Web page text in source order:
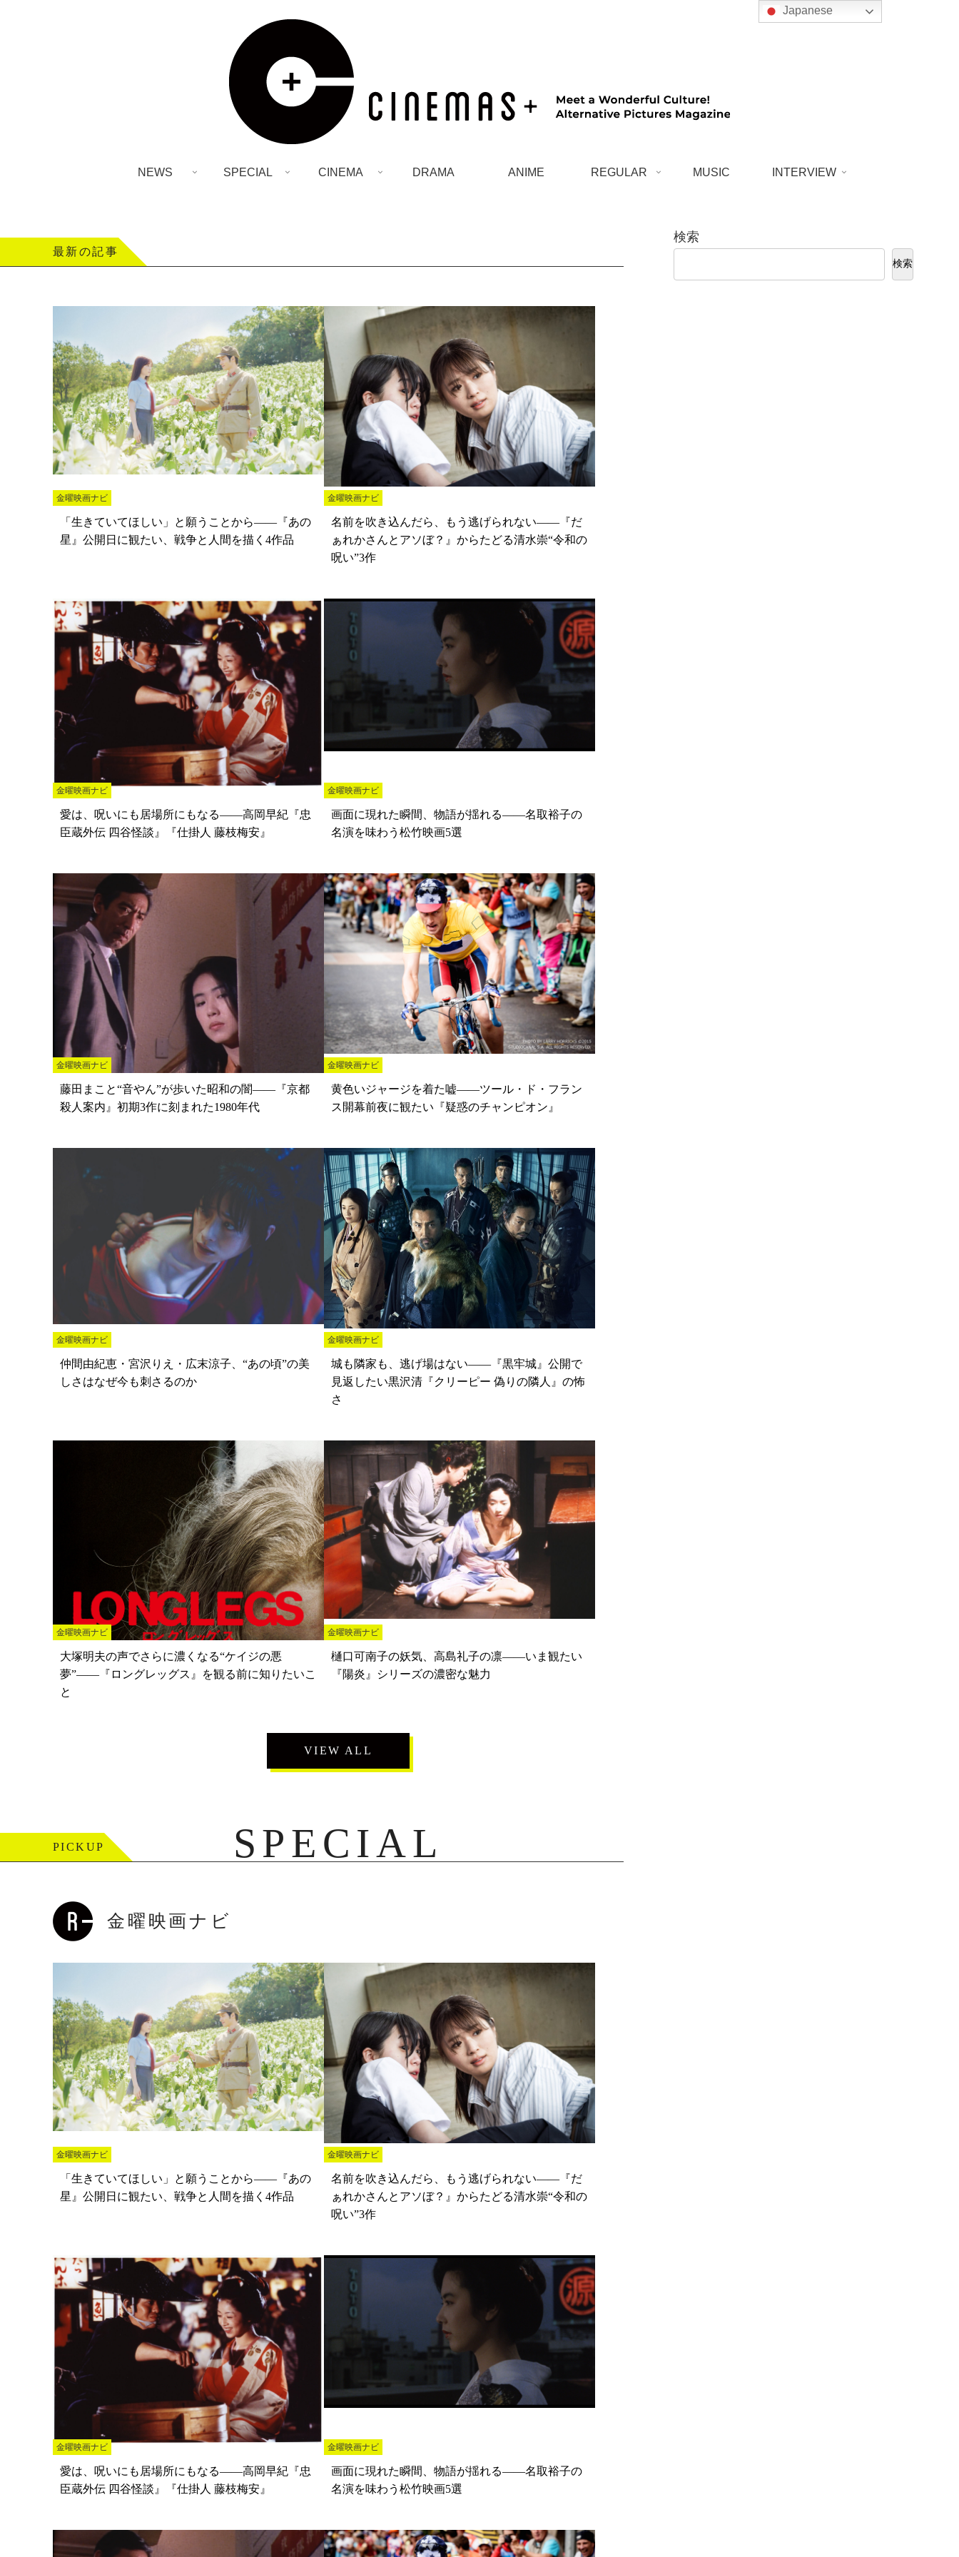
NEWS SPECIAL CINEMA DRAMA ANIME REGULAR MUSIC INTERVIEW
最新の記事
金曜映画ナビ
「生きていてほしい」と願うことから――『あの
星』公開日に観たい、戦争と人間を描く4作品
金曜映画ナビ
名前を吹き込んだら、もう逃げられない――『だ
ぁれかさんとアソぼ？』からたどる清水崇“令和の
呪い”3作
金曜映画ナビ
愛は、呪いにも居場所にもなる――高岡早紀『忠
臣蔵外伝 四谷怪談』『仕掛人 藤枝梅安』
金曜映画ナビ
画面に現れた瞬間、物語が揺れる――名取裕子の
名演を味わう松竹映画5選
金曜映画ナビ
藤田まこと“音やん”が歩いた昭和の闇――『京都
殺人案内』初期3作に刻まれた1980年代
金曜映画ナビ
黄色いジャージを着た嘘――ツール・ド・フラン
ス開幕前夜に観たい『疑惑のチャンピオン』
金曜映画ナビ
仲間由紀恵・宮沢りえ・広末涼子、“あの頃”の美
しさはなぜ今も刺さるのか
金曜映画ナビ
城も隣家も、逃げ場はない――『黒牢城』公開で
見返したい黒沢清『クリーピー 偽りの隣人』の怖
さ
金曜映画ナビ
大塚明夫の声でさらに濃くなる“ケイジの悪
夢”——『ロングレッグス』を観る前に知りたいこ
と
金曜映画ナビ
樋口可南子の妖気、高島礼子の凛――いま観たい
『陽炎』シリーズの濃密な魅力
VIEW ALL
PICKUP SPECIAL
金曜映画ナビ
金曜映画ナビ
「生きていてほしい」と願うことから――『あの
星』公開日に観たい、戦争と人間を描く4作品
金曜映画ナビ
名前を吹き込んだら、もう逃げられない――『だ
ぁれかさんとアソぼ？』からたどる清水崇“令和の
呪い”3作
金曜映画ナビ
愛は、呪いにも居場所にもなる――高岡早紀『忠
臣蔵外伝 四谷怪談』『仕掛人 藤枝梅安』
金曜映画ナビ
画面に現れた瞬間、物語が揺れる――名取裕子の
名演を味わう松竹映画5選
検索
検索
Japanese